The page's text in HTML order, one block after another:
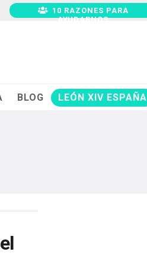
10 RAZONES PARA
AYUDARNOS
BLOG LEÓN XIV ESPAÑA